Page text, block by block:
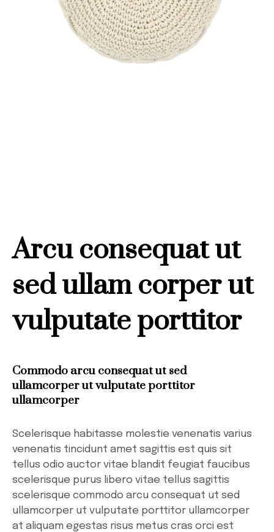
Arcu consequat ut
sed ullam corper ut
vulputate porttitor
Commodo arcu consequat ut sed
ullamcorper ut vulputate porttitor
ullamcorper
Scelerisque habitasse molestie venenatis varius
venenatis tincidunt amet sagittis est quis sit
tellus odio auctor vitae blandit feugiat faucibus
scelerisque purus libero vitae tellus sagittis
scelerisque commodo arcu consequat ut sed
ullamcorper ut vulputate porttitor ullamcorper
at aliquam egestas risus metus cras orci est